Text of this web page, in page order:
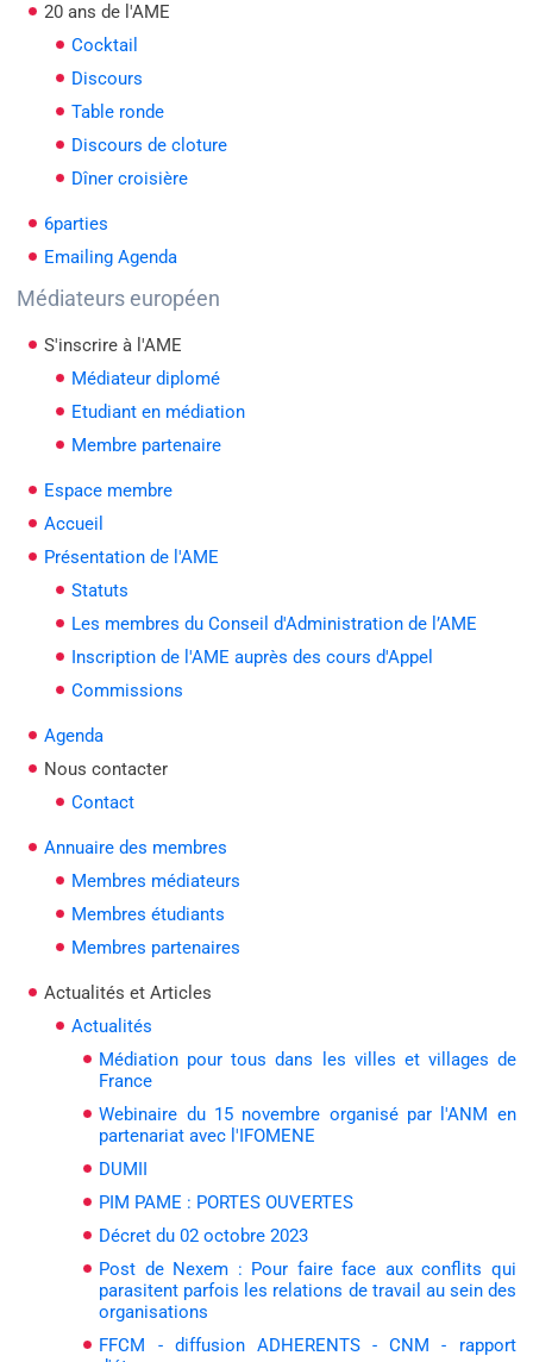
20 ans de l'AME
Cocktail
Discours
Table ronde
Discours de cloture
Dîner croisière
6parties
Emailing Agenda
Médiateurs européen
S'inscrire à l'AME
Médiateur diplomé
Etudiant en médiation
Membre partenaire
Espace membre
Accueil
Présentation de l'AME
Statuts
Les membres du Conseil d'Administration de l’AME
Inscription de l'AME auprès des cours d'Appel
Commissions
Agenda
Nous contacter
Contact
Annuaire des membres
Membres médiateurs
Membres étudiants
Membres partenaires
Actualités et Articles
Actualités
Médiation pour tous dans les villes et villages de
France
Webinaire du 15 novembre organisé par l'ANM en
partenariat avec l'IFOMENE
DUMII
PIM PAME : PORTES OUVERTES
Décret du 02 octobre 2023
Post de Nexem : Pour faire face aux conflits qui
parasitent parfois les relations de travail au sein des
organisations
FFCM - diffusion ADHERENTS - CNM - rapport